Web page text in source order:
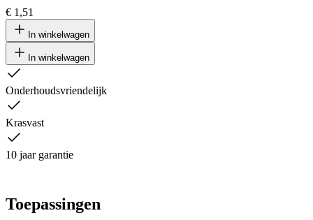
€ 1,51
In winkelwagen
In winkelwagen
Onderhoudsvriendelijk
Krasvast
10 jaar garantie
Toepassingen